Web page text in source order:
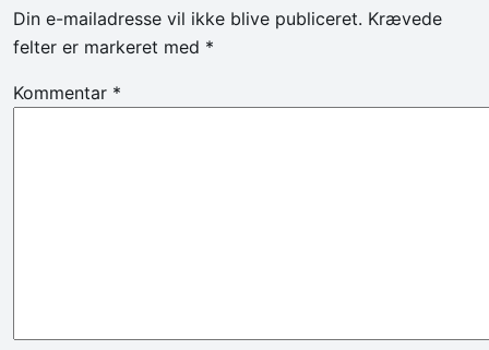
Din e-mailadresse vil ikke blive publiceret. Krævede
felter er markeret med *
Kommentar *